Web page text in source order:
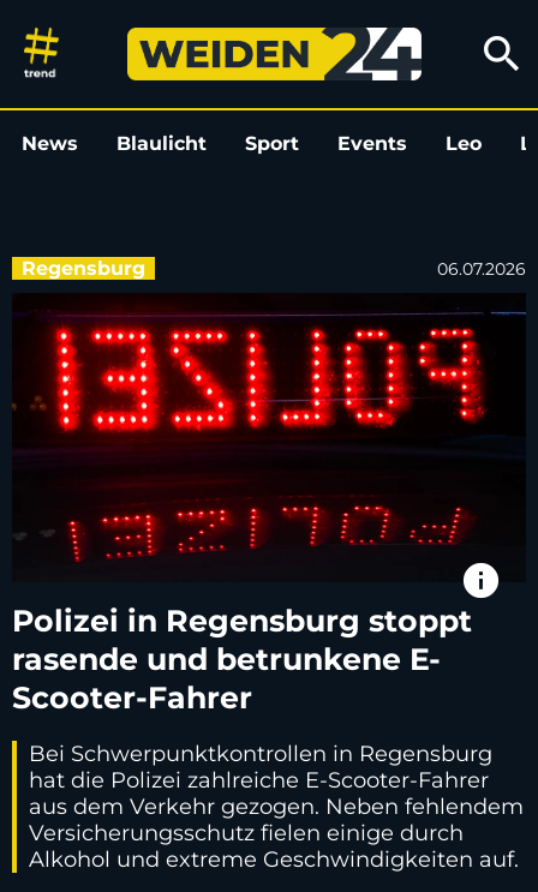
Polizei in Regensburg stoppt
search
News Blaulicht Sport Events Leo
Regensburg 06.07.2026
info
Polizei in Regensburg stoppt
rasende und betrunkene E-
Scooter-Fahrer
Bei Schwerpunktkontrollen in Regensburg
hat die Polizei zahlreiche E-Scooter-Fahrer
aus dem Verkehr gezogen. Neben fehlendem
Versicherungsschutz fielen einige durch
Alkohol und extreme Geschwindigkeiten auf.